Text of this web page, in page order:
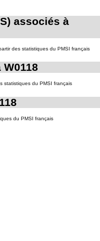
associés à
des statistiques du PMSI français
statistiques du PMSI français
du PMSI français